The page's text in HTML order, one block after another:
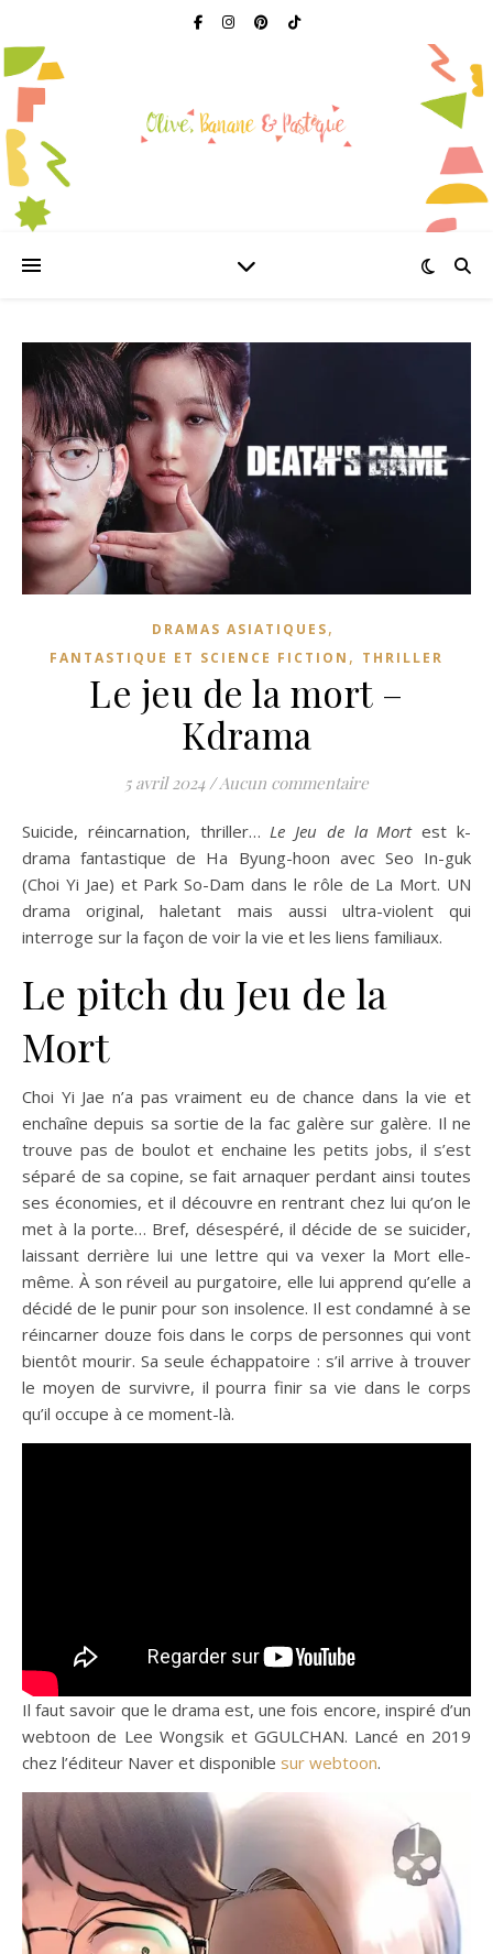
DRAMAS ASIATIQUES,
FANTASTIQUE ET SCIENCE FICTION , THRILLER
Le jeu de la mort –
Kdrama
5 avril 2024 /Aucun commentaire
Suicide, réincarnation, thriller…Le Jeu de la Mortest k-
drama fantastique de Ha Byung-hoon avec Seo In-guk
(Choi Yi Jae) et Park So-Dam dans le rôle de La Mort. UN
drama original, haletant mais aussi ultra-violent qui
interroge sur la façon de voir la vie et les liens familiaux.
Le pitch du Jeu de la
Mort
Choi Yi Jae n’a pas vraiment eu de chance dans la vie et
enchaîne depuis sa sortie de la fac galère sur galère. Il ne
trouve pas de boulot et enchaine les petits jobs, il s’est
séparé de sa copine, se fait arnaquer perdant ainsi toutes
ses économies, et il découvre en rentrant chez lui qu’on le
met à la porte… Bref, désespéré, il décide de se suicider,
laissant derrière lui une lettre qui va vexer la Mort elle-
même. À son réveil au purgatoire, elle lui apprend qu’elle a
décidé de le punir pour son insolence. Il est condamné à se
réincarner douze fois dans le corps de personnes qui vont
bientôt mourir. Sa seule échappatoire : s’il arrive à trouver
le moyen de survivre, il pourra finir sa vie dans le corps
qu’il occupe à ce moment-là.
Il faut savoir que le drama est, une fois encore, inspiré d’un
webtoon de Lee Wongsik et GGULCHAN. Lancé en 2019
chez l’éditeur Naver et disponible sur webtoon.